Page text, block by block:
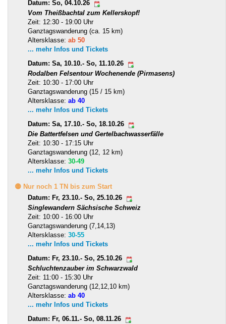
Datum: So, 04.10.26
Vom Theißbachtal zum Kellerskopf!
Zeit: 12:30 - 19:00 Uhr
Ganztagswanderung (ca. 15 km)
Altersklasse: ab 50
... mehr Infos und Tickets
Datum: Sa, 10.10.- So, 11.10.26
Rodalben Felsentour Wochenende (Pirmasens)
Zeit: 10:30 - 17:00 Uhr
Ganztagswanderung (15 / 15 km)
Altersklasse: ab 40
... mehr Infos und Tickets
Datum: Sa, 17.10.- So, 18.10.26
Die Battertfelsen und Gertelbachwasserfälle
Zeit: 10:30 - 17:15 Uhr
Ganztagswanderung (12, 12 km)
Altersklasse: 30-49
... mehr Infos und Tickets
🟡 Nur noch 1 TN bis zum Start
Datum: Fr, 23.10.- So, 25.10.26
Singlewandern Sächsische Schweiz
Zeit: 10:00 - 16:00 Uhr
Ganztagswanderung (7,14,13)
Altersklasse: 30-55
... mehr Infos und Tickets
Datum: Fr, 23.10.- So, 25.10.26
Schluchtenzauber im Schwarzwald
Zeit: 11:00 - 15:30 Uhr
Ganztagswanderung (12,12,10 km)
Altersklasse: ab 40
... mehr Infos und Tickets
Datum: Fr, 06.11.- So, 08.11.26